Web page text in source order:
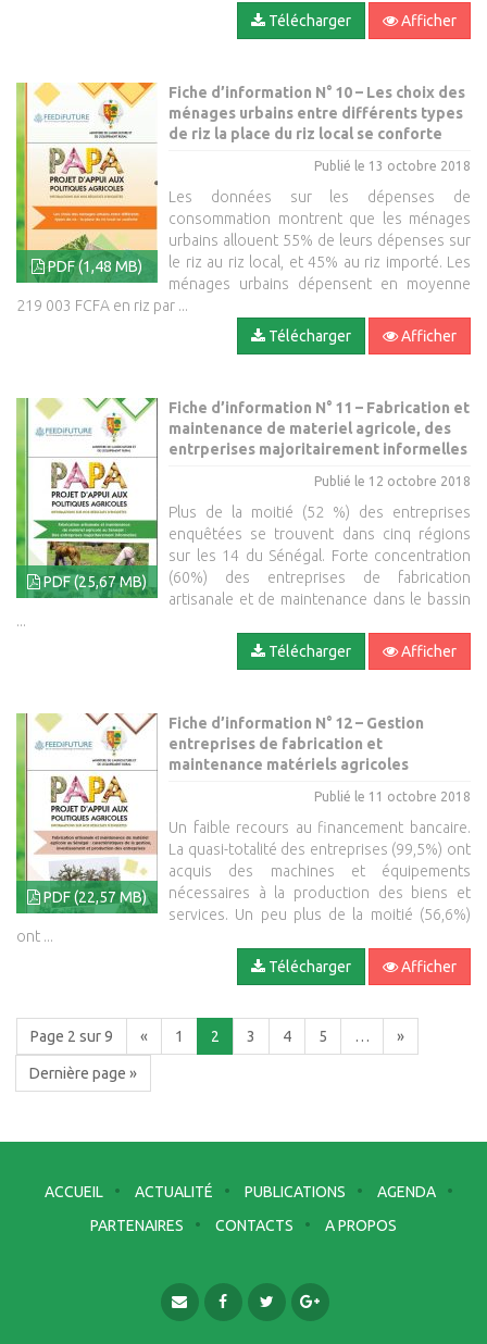
Télécharger
Afficher
PDF (1,48 MB)
Fiche d’information N° 10 – Les choix des
ménages urbains entre différents types
de riz la place du riz local se conforte
Publié le 13 octobre 2018
Les données sur les dépenses de
consommation montrent que les ménages
urbains allouent 55% de leurs dépenses sur
le riz au riz local, et 45% au riz importé. Les
ménages urbains dépensent en moyenne
219 003 FCFA en riz par ...
Télécharger
Afficher
PDF (25,67 MB)
Fiche d’information N° 11 – Fabrication et
maintenance de materiel agricole, des
entrperises majoritairement informelles
Publié le 12 octobre 2018
Plus de la moitié (52 %) des entreprises
enquêtées se trouvent dans cinq régions
sur les 14 du Sénégal. Forte concentration
(60%) des entreprises de fabrication
artisanale et de maintenance dans le bassin
...
Télécharger
Afficher
PDF (22,57 MB)
Fiche d’information N° 12 – Gestion
entreprises de fabrication et
maintenance matériels agricoles
Publié le 11 octobre 2018
Un faible recours au financement bancaire.
La quasi-totalité des entreprises (99,5%) ont
acquis des machines et équipements
nécessaires à la production des biens et
services. Un peu plus de la moitié (56,6%)
ont ...
Télécharger
Afficher
Page 2 sur 9 « 1 2 3 4 5 … »
Dernière page »
ACCUEIL ACTUALITÉ PUBLICATIONS
AGENDA
PARTENAIRES
CONTACTS A PROPOS